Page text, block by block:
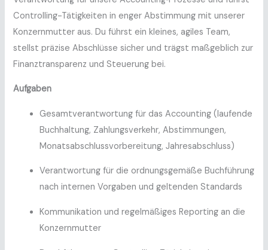
Controlling-Tätigkeiten in enger Abstimmung mit unserer
Konzernmutter aus. Du führst ein kleines, agiles Team,
stellst präzise Abschlüsse sicher und trägst maßgeblich zur
Finanztransparenz und Steuerung bei.
Aufgaben
Gesamtverantwortung für das Accounting (laufende
Buchhaltung, Zahlungsverkehr, Abstimmungen,
Monatsabschlussvorbereitung, Jahresabschluss)
Verantwortung für die ordnungsgemäße Buchführung
nach internen Vorgaben und geltenden Standards
Kommunikation und regelmäßiges Reporting an die
Konzernmutter